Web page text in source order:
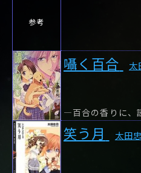
ま行
ら行
ら り る れ
わ行
わ
ラ行
ラ
参考
囁く百合 太
―百合の香りに、
笑う月 太田